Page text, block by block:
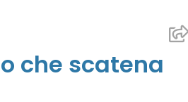
che scatena